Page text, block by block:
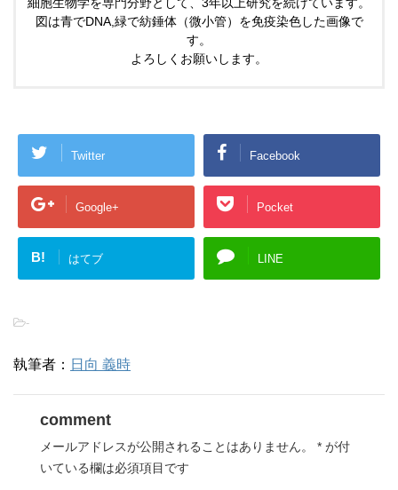
細胞生物学を専門分野として、3年以上研究を続けています。
図は青でDNA,緑で紡錘体（微小管）を免疫染色した画像で
す。
よろしくお願いします。
Twitter Facebook
Google+ Pocket
B! はてブ LINE
-
執筆者： 日向 義時
comment
メールアドレスが公開されることはありません。 * が付
いている欄は必須項目です